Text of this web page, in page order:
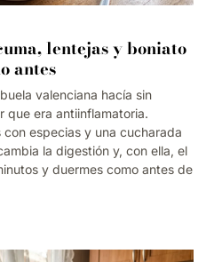
lentejas y boniato
antes
valenciana hacía sin
que era antiinflamatoria.
con especias y una cucharada
la digestión y, con ella, el
y duermes como antes de